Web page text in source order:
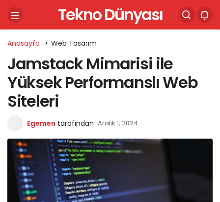
Tekno Dünyası
Anasayfa Web Tasarım
Jamstack Mimarisi ile
Yüksek Performanslı Web
Siteleri
Egemen tarafından Aralık 1, 2024